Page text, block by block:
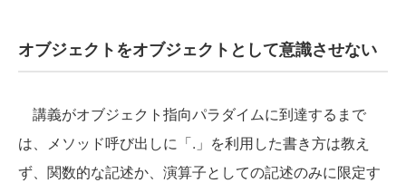
オブジェクトをオブジェクトとして意識させない
講義がオブジェクト指向パラダイムに到達するまで
は、メソッド呼び出しに「.」を利用した書き方は教え
ず、関数的な記述か、演算子としての記述のみに限定す